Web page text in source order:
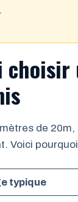
choisir
de
Voici
typique